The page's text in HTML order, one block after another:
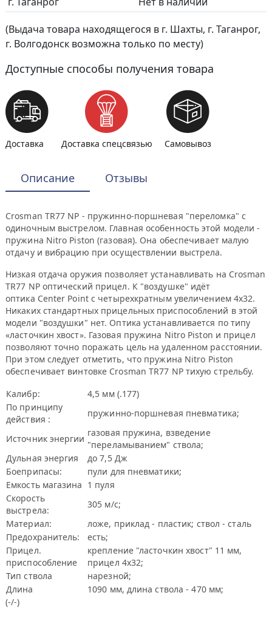
(Выдача товара находящегося в г. Шахты, г. Таганрог,
г. Волгодонск возможна только по месту)
Доступные способы получения товара
Доставка Доставка спецсвязью Самовывоз
Описание Отзывы
Crosman TR77 NP - пружинно-поршневая "переломка" с
одиночным выстрелом. Главная особенность этой модели -
пружина Nitro Piston (газовая). Она обеспечивает малую
отдачу и вибрацию при осуществлении выстрела.
Низкая отдача оружия позволяет устанавливать на Crosman
TR77 NP оптический прицел. К "воздушке" идёт
оптика Center Point с четырехкратным увеличением 4x32.
Никаких стандартных прицельных приспособлений в этой
модели "воздушки" нет. Оптика устанавливается по типу
«ласточкин хвост». Газовая пружина Nitro Piston и прицел
позволяют точно поражать цель на удаленном расстоянии.
При этом следует отметить, что пружина Nitro Piston
обеспечивает винтовке Crosman TR77 NP тихую стрельбу.
Калибр:
4,5 мм (.177)
По принципу
действия :
пружинно-поршневая пневматика;
Источник энергии
газовая пружина, взведение
"переламыванием" ствола;
Дульная энергия
до 7,5 Дж
Боеприпасы:
пули для пневматики;
Емкость магазина 1 пуля
Скорость
выстрела:
305 м/с;
Материал:
ложе, приклад - пластик; ствол - сталь
Предохранитель:
есть;
Прицел.
приспособление
крепление "ласточкин хвост" 11 мм,
прицел 4x32;
Тип ствола
нарезной;
Длина
1090 мм, длина ствола - 470 мм;
(-/-)